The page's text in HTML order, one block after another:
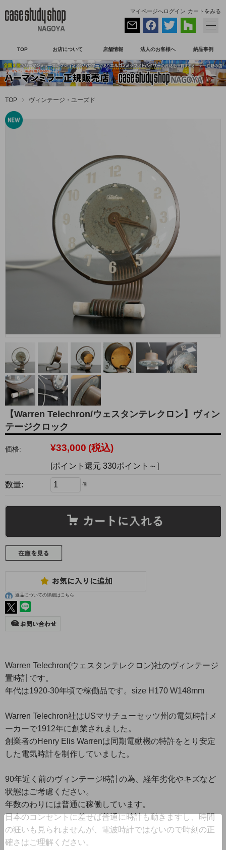
マイページへログイン カートをみる
TOP お店について 店舗情報 法人のお客様へ 納品事例
TOP ヴィンテージ・ユーズド
【Warren Telechron/ウェスタンテレクロン】ヴィン
テージクロック
価格: ¥33,000 (税込)
[ポイント還元 330ポイント～]
数量: 個
返品についての詳細はこちら
Warren Telechron(ウェスタンテレクロン)社のヴィンテージ
置時計です。
年代は1920-30年頃で稼働品です。size H170 W148mm
Warren Telechron社はUSマサチューセッツ州の電気時計メ
ーカーで1912年に創業されました。
創業者のHenry Elis Warrenは同期電動機の特許をとり安定
した電気時計を制作していました。
90年近く前のヴィンテージ時計の為、経年劣化やキズなど
状態はご考慮ください。
年数のわりには普通に稼働しています。
日本のコンセントに差せば普通に時計も動きますし、時間
の狂いも見られませんが、電波時計ではないので時刻の正
確さはご理解ください。